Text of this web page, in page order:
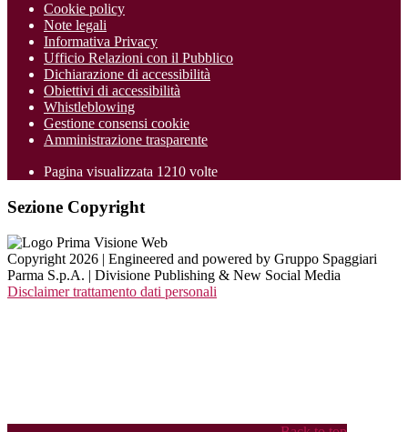
Cookie policy
Note legali
Informativa Privacy
Ufficio Relazioni con il Pubblico
Dichiarazione di accessibilità
Obiettivi di accessibilità
Whistleblowing
Gestione consensi cookie
Amministrazione trasparente
Pagina visualizzata 1210 volte
Sezione Copyright
Copyright 2026 | Engineered and powered by Gruppo Spaggiari
Parma S.p.A. | Divisione Publishing & New Social Media
Disclaimer trattamento dati personali